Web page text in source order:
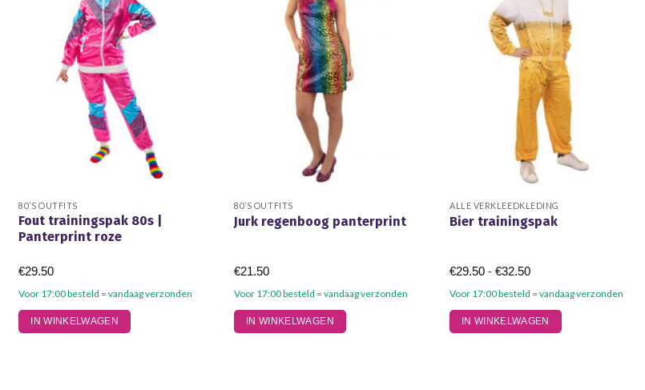
80’S OUTFITS
Fout trainingspak 80s |
Panterprint roze
Voor 17:00 besteld = vandaag verzonden
€29.50
IN WINKELWAGEN
Dit
product
80’S OUTFITS
Jurk regenboog panterprint
Voor 17:00 besteld = vandaag verzonden
€21.50
IN WINKELWAGEN
Dit
product
ALLE VERKLEEDKLEDING
Bier trainingspak
Voor 17:00 besteld = vandaag verzonden
€29.50 - €32.50Prijsklasse:
tot
IN WINKELWAGEN
Dit
product